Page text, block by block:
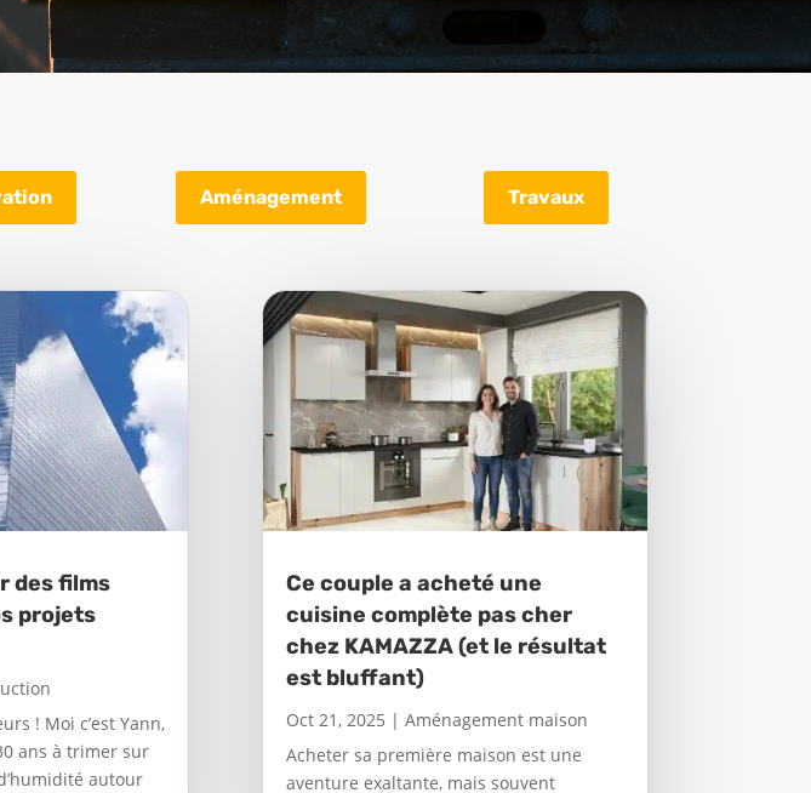
Aménagement Travaux
des films
projets
! Moi c’est Yann,
ans à trimer sur
autour
Ce couple a acheté une
cuisine complète pas cher
chez KAMAZZA (et le résultat
est bluffant)
Oct 21, 2025 | Aménagement maison
Acheter sa première maison est une
aventure exaltante, mais souvent